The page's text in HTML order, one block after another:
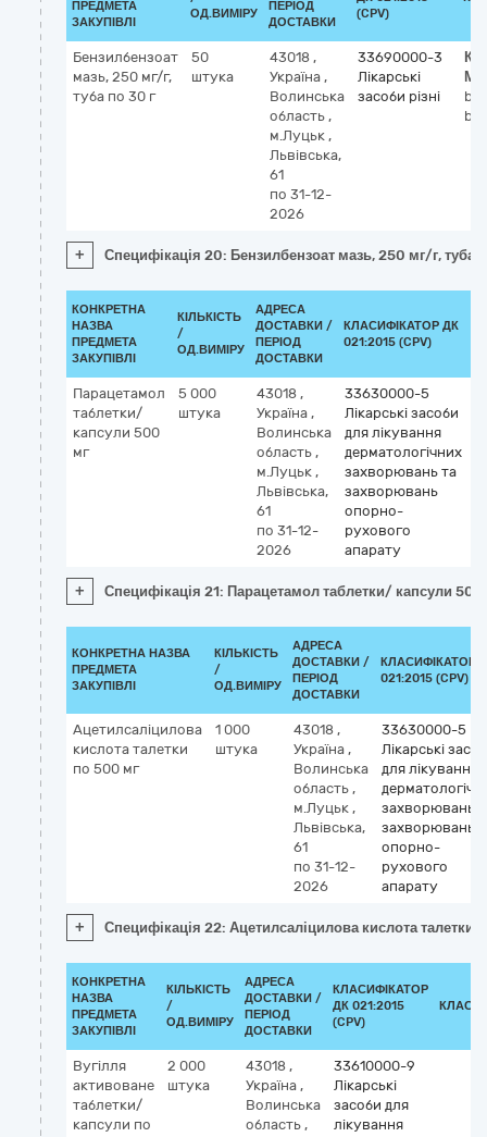
ПРЕДМЕТА
ЗАКУПІВЛІ
ОД.ВИМІРУ
ПЕРІОД
ДОСТАВКИ
(CPV)
Бензилбензоат
мазь, 250 мг/г,
туба по 30 г
50
штука
43018 ,
Україна ,
Волинська
область ,
м.Луцьк ,
Львівська,
61
по 31-12-
2026
33690000-3
Лікарські
засоби різні
+ Специфікація 20: Бензилбензоат мазь, 250 мг/г, туба
КОНКРЕТНА
НАЗВА
ПРЕДМЕТА
ЗАКУПІВЛІ
КІЛЬКІСТЬ
/
ОД.ВИМІРУ
АДРЕСА
ДОСТАВКИ /
ПЕРІОД
ДОСТАВКИ
КЛАСИФІКАТОР ДК
021:2015 (CPV)
Парацетамол
таблетки/
капсули 500
мг
5 000
штука
43018 ,
Україна ,
Волинська
область ,
м.Луцьк ,
Львівська,
61
по 31-12-
2026
33630000-5
Лікарські засоби
для лікування
дерматологічних
захворювань та
захворювань
опорно-
рухового
апарату
+ Специфікація 21: Парацетамол таблетки/ капсули 500
КОНКРЕТНА НАЗВА
ПРЕДМЕТА
ЗАКУПІВЛІ
КІЛЬКІСТЬ
/
ОД.ВИМІРУ
АДРЕСА
ДОСТАВКИ /
ПЕРІОД
ДОСТАВКИ
КЛАСИФІКАТОР
021:2015 (CPV)
Ацетилсаліцилова
кислота талетки
по 500 мг
1 000
штука
43018 ,
Україна ,
Волинська
область ,
м.Луцьк ,
Львівська,
61
по 31-12-
2026
33630000-5
Лікарські
для лікування
захворювань
захворювань
опорно-
рухового
апарату
+ Специфікація 22: Ацетилсаліцилова кислота талетки
КОНКРЕТНА
НАЗВА
ПРЕДМЕТА
ЗАКУПІВЛІ
КІЛЬКІСТЬ
/
ОД.ВИМІРУ
АДРЕСА
ДОСТАВКИ /
ПЕРІОД
ДОСТАВКИ
КЛАСИФІКАТОР
ДК 021:2015
(CPV)
Вугілля
активоване
таблетки/
капсули по
2 000
штука
43018 ,
Україна ,
Волинська
область ,
33610000-9
Лікарські
засоби для
лікування